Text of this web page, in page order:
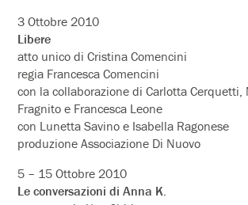
3 Ottobre 2010
Libere
atto unico di Cristina Comencini
regia Francesca Comencini
con la collaborazione di Carlotta Cerquetti,
Fragnito e Francesca Leone
con Lunetta Savino e Isabella Ragonese
produzione Associazione Di Nuovo
5 – 15 Ottobre 2010
Le conversazioni di Anna K.